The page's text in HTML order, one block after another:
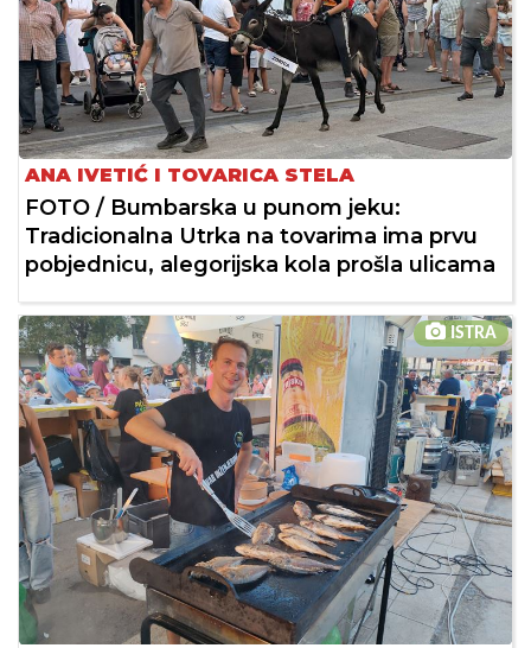
ANA IVETIĆ I TOVARICA STELA
FOTO / Bumbarska u punom jeku:
Tradicionalna Utrka na tovarima ima prvu
pobjednicu, alegorijska kola prošla ulicama
ISTRA